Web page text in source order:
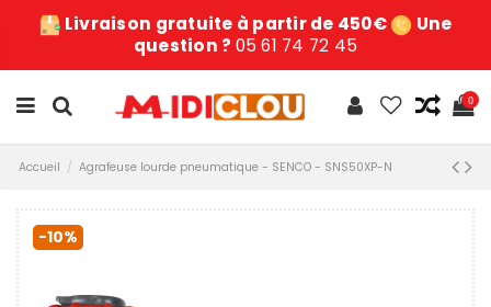
Livraison gratuite à partir de 450€
Une
question ? 05 61 74 72 45
0
Accueil Agrafeuse lourde pneumatique - SENCO - SNS50XP-N
-10%